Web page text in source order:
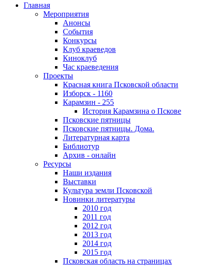
Главная
Мероприятия
Анонсы
События
Конкурсы
Клуб краеведов
Киноклуб
Час краеведения
Проекты
Красная книга Псковской области
Изборск - 1160
Карамзин - 255
История Карамзина о Пскове
Псковские пятницы
Псковские пятницы. Дома.
Литературная карта
Библиотур
Архив - онлайн
Ресурсы
Наши издания
Выставки
Культура земли Псковской
Новинки литературы
2010 год
2011 год
2012 год
2013 год
2014 год
2015 год
Псковская область на страницах